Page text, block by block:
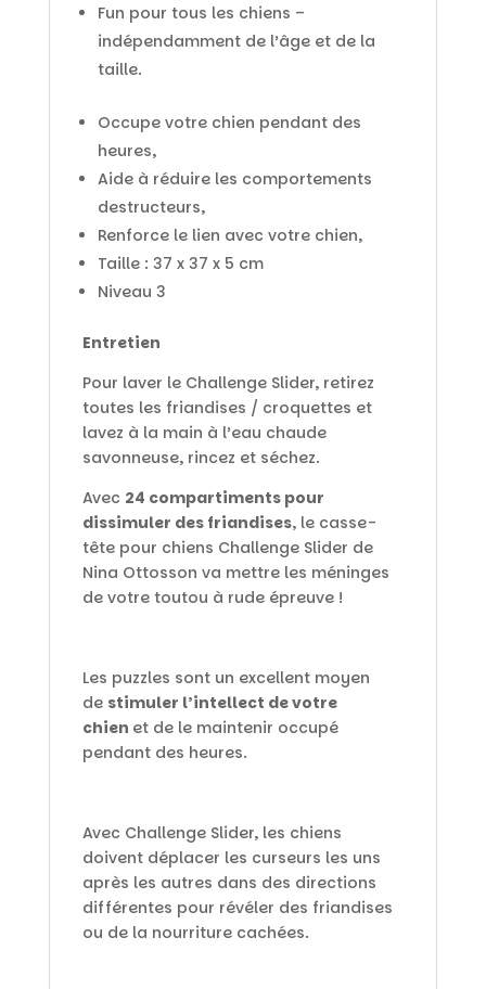
Fun pour tous les chiens –
indépendamment de l’âge et de la
taille.
Occupe votre chien pendant des
heures,
Aide à réduire les comportements
destructeurs,
Renforce le lien avec votre chien,
Taille : 37 x 37 x 5 cm
Niveau 3
Entretien
Pour laver le Challenge Slider, retirez
toutes les friandises / croquettes et
lavez à la main à l’eau chaude
savonneuse, rincez et séchez.
Avec 24 compartiments pour
dissimuler des friandises, le casse-
tête pour chiens Challenge Slider de
Nina Ottosson va mettre les méninges
de votre toutou à rude épreuve !
Les puzzles sont un excellent moyen
de stimuler l’intellect de votre
chien et de le maintenir occupé
pendant des heures.
Avec Challenge Slider, les chiens
doivent déplacer les curseurs les uns
après les autres dans des directions
différentes pour révéler des friandises
ou de la nourriture cachées.